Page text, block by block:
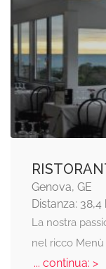
Genova, GE
Distanza: 38,4
La nostra
nel ricco
... continua: >